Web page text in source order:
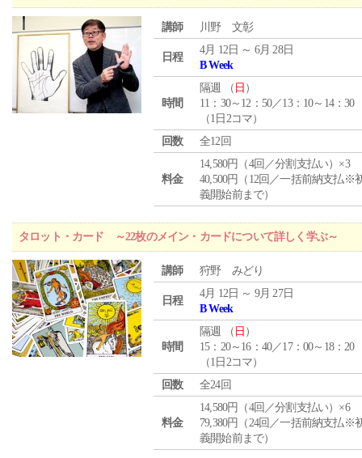
講師 川野 文彰
日程
4月 12日 ～ 6月 28日
B Week
時間
隔週 （ 日 ）
11：30～12：50／13：10～14：30
（1日2コマ）
回数
全12回
料金
14,580円（4回／分割支払い）×3
40,500円（12回／一括前納支払※
義開始前まで）
タロット・カード ～22枚のメイン・カードについて詳しく学ぶ～
講師 狩野 みどり
日程
4月 12日 ～ 9月 27日
B Week
時間
隔週 （ 日 ）
15：20～16：40／17：00～18：20
（1日2コマ）
回数
全24回
料金
14,580円（4回／分割支払い）×6
79,380円（24回／一括前納支払※
義開始前まで）